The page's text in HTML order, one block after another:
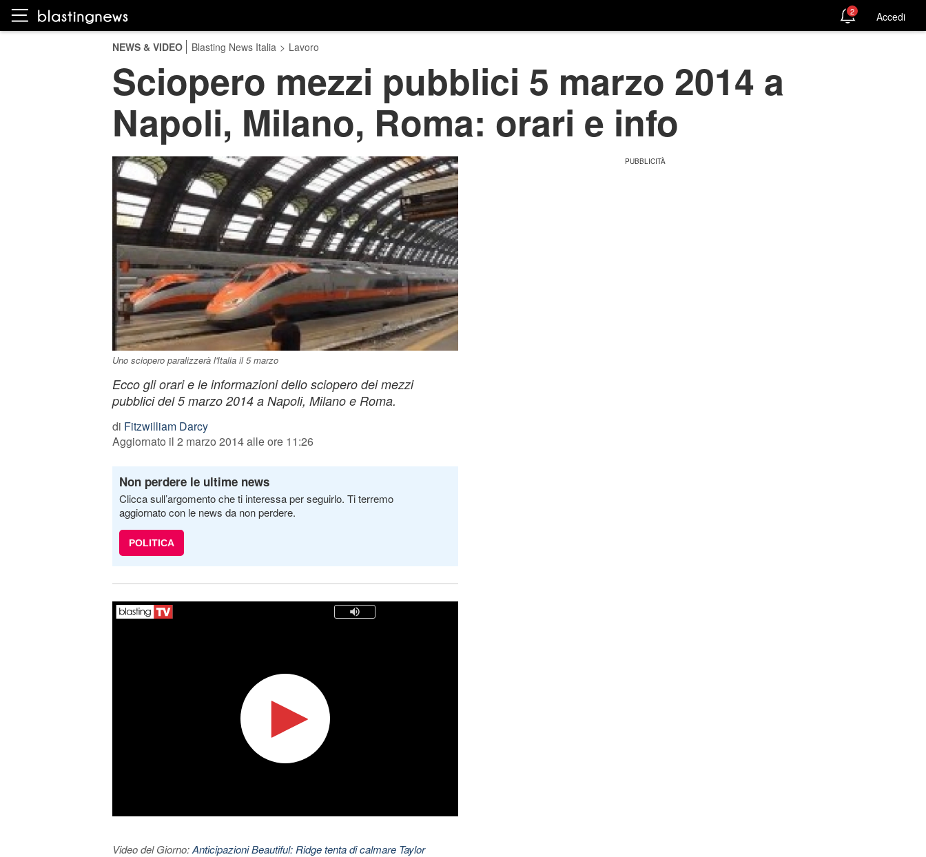
2 Accedi
NEWS & VIDEO Blasting News Italia > Lavoro
Sciopero mezzi pubblici 5 marzo 2014 a
Napoli, Milano, Roma: orari e info
Uno sciopero paralizzerà l'Italia il 5 marzo
Ecco gli orari e le informazioni dello sciopero dei mezzi
pubblici del 5 marzo 2014 a Napoli, Milano e Roma.
di Fitzwilliam Darcy
Aggiornato il 2 marzo 2014 alle ore 11:26
Non perdere le ultime news
Clicca sull’argomento che ti interessa per seguirlo. Ti terremo
aggiornato con le news da non perdere.
POLITICA
Video del Giorno:Anticipazioni Beautiful: Ridge tenta di calmare Taylor